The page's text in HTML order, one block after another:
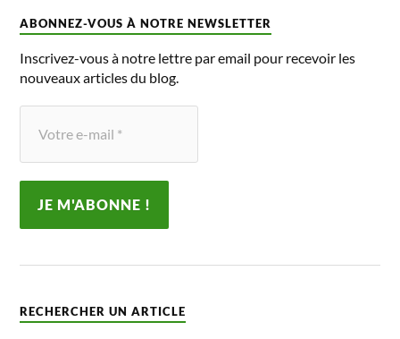
ABONNEZ-VOUS À NOTRE NEWSLETTER
Inscrivez-vous à notre lettre par email pour recevoir les
nouveaux articles du blog.
RECHERCHER UN ARTICLE